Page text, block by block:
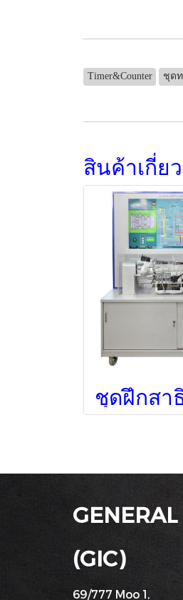
Timer&Counter ชุด
สินค้าเกี่ย
(GIC)
69/777 Moo 1,